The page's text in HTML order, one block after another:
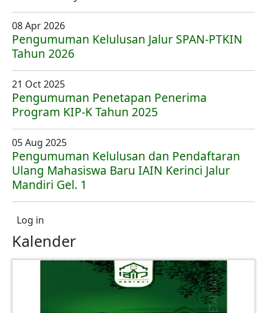
08 Apr 2026
Pengumuman Kelulusan Jalur SPAN-PTKIN
Tahun 2026
21 Oct 2025
Pengumuman Penetapan Penerima
Program KIP-K Tahun 2025
05 Aug 2025
Pengumuman Kelulusan dan Pendaftaran
Ulang Mahasiswa Baru IAIN Kerinci Jalur
Mandiri Gel. 1
User account menu
Log in
Kalender